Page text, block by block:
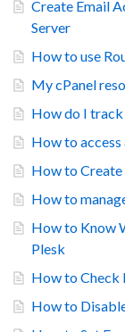
Create Email
Server
How to use
My cPanel
How do I track
How to
How to Create
How to
How to Know
Plesk
How to Check
How to